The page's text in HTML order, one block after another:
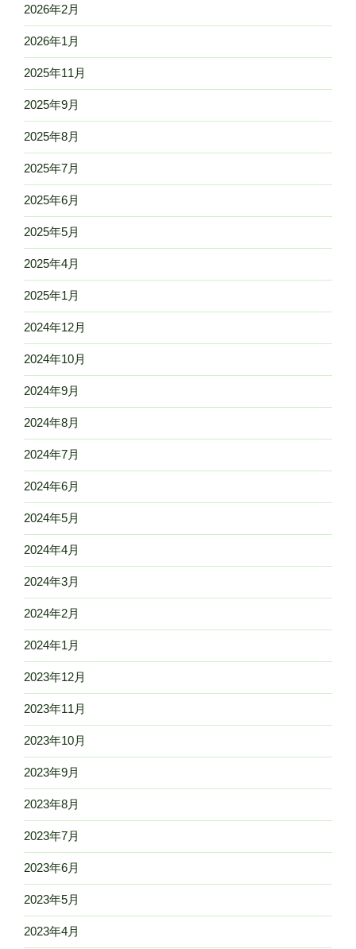
2026年2月
2026年1月
2025年11月
2025年9月
2025年8月
2025年7月
2025年6月
2025年5月
2025年4月
2025年1月
2024年12月
2024年10月
2024年9月
2024年8月
2024年7月
2024年6月
2024年5月
2024年4月
2024年3月
2024年2月
2024年1月
2023年12月
2023年11月
2023年10月
2023年9月
2023年8月
2023年7月
2023年6月
2023年5月
2023年4月